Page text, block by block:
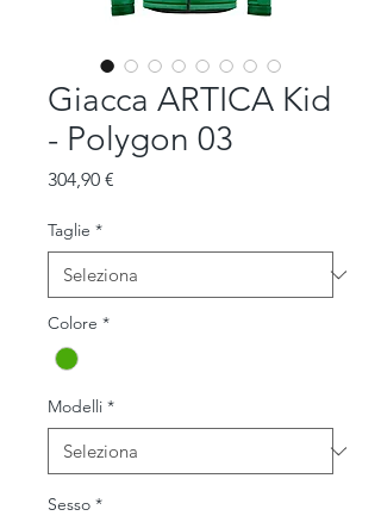
Giacca ARTICA Kid
- Polygon 03
304,90 €
Taglie *
Colore *
Modelli *
Sesso *